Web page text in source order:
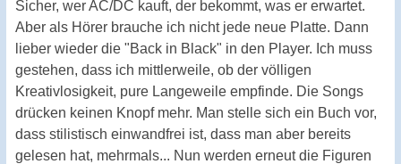
Sicher, wer AC/DC kauft, der bekommt, was er erwartet.
Aber als Hörer brauche ich nicht jede neue Platte. Dann
lieber wieder die "Back in Black" in den Player. Ich muss
gestehen, dass ich mittlerweile, ob der völligen
Kreativlosigkeit, pure Langeweile empfinde. Die Songs
drücken keinen Knopf mehr. Man stelle sich ein Buch vor,
dass stilistisch einwandfrei ist, dass man aber bereits
gelesen hat, mehrmals... Nun werden erneut die Figuren